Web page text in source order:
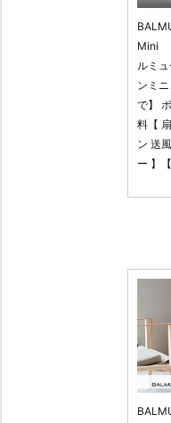
Mini
ルミ
ンミ
で】
料【
ン 送
ー 】